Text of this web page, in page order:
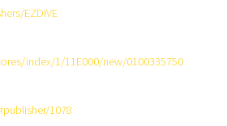
EZDIVE
index/1/11E000/new/0100335750
1078